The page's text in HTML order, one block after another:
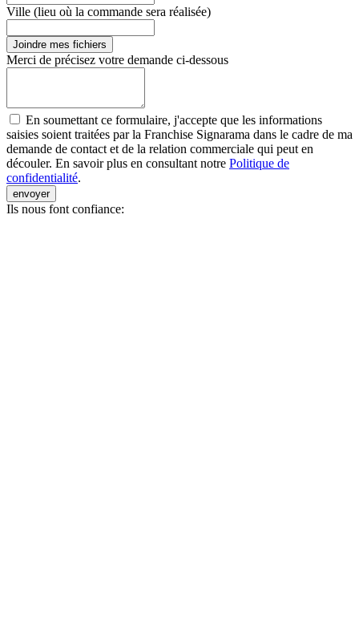
Ville (lieu où la commande sera réalisée)
Joindre mes fichiers
Merci de précisez votre demande ci-dessous
En soumettant ce formulaire, j'accepte que les informations
saisies soient traitées par la Franchise Signarama dans le cadre de ma
demande de contact et de la relation commerciale qui peut en
découler. En savoir plus en consultant notre Politique de
confidentialité.
envoyer
Ils nous font confiance: